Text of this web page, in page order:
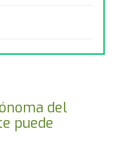
del
puede